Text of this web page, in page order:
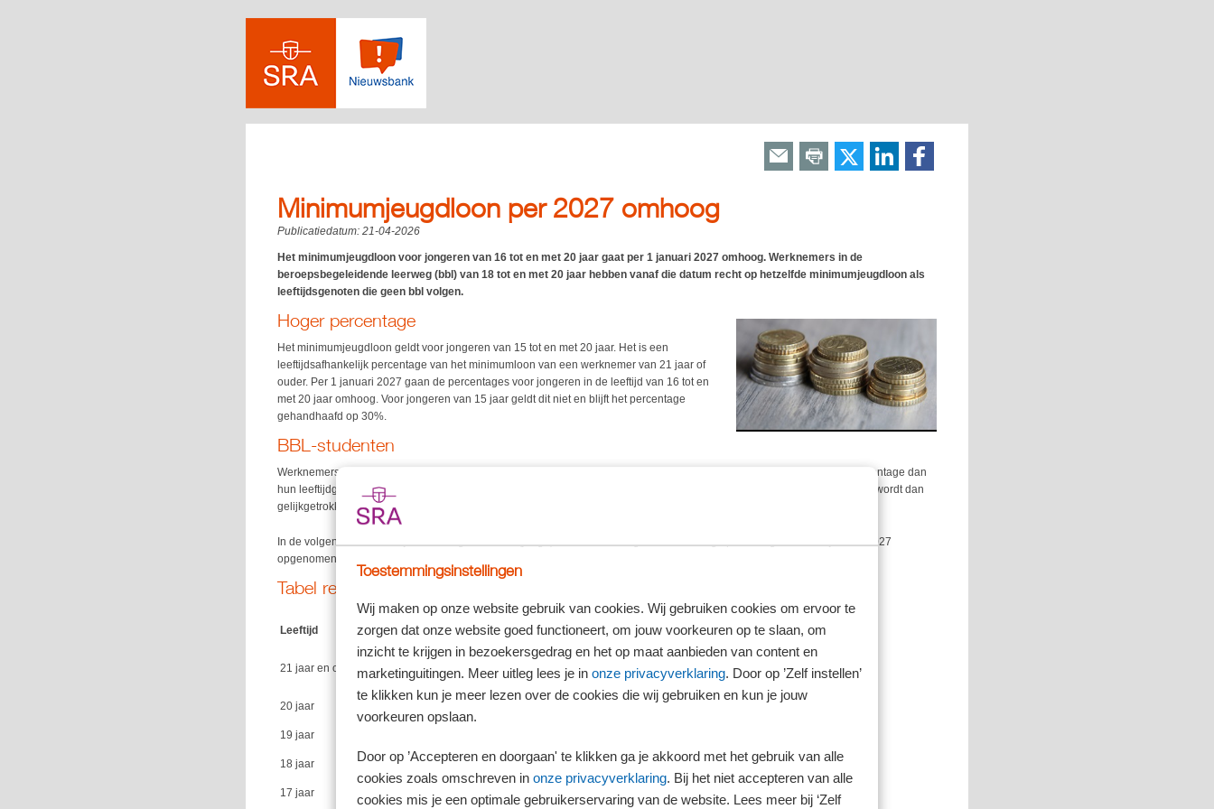
Toestemmingsinstellingen
Wij maken op onze website gebruik van cookies. Wij gebruiken cookies om ervoor te
zorgen dat onze website goed functioneert, om jouw voorkeuren op te slaan, om
inzicht te krijgen in bezoekersgedrag en het op maat aanbieden van content en
marketinguitingen. Meer uitleg lees je in onze privacyverklaring. Door op ’Zelf instellen’
te klikken kun je meer lezen over de cookies die wij gebruiken en kun je jouw
voorkeuren opslaan.
Door op ’Accepteren en doorgaan' te klikken ga je akkoord met het gebruik van alle
cookies zoals omschreven in onze privacyverklaring. Bij het niet accepteren van alle
cookies mis je een optimale gebruikerservaring van de website. Lees meer bij ‘Zelf
Minimumjeugdloon per 2027 omhoog
Publicatiedatum:21-04-2026
Het minimumjeugdloon voor jongeren van 16 tot en met 20 jaar gaat per 1 januari 2027 omhoog. Werknemers in de
beroepsbegeleidende leerweg (bbl) van 18 tot en met 20 jaar hebben vanaf die datum recht op hetzelfde minimumjeugdloon als
leeftijdsgenoten die geen bbl volgen.
Hoger percentage
Het minimumjeugdloon geldt voor jongeren van 15 tot en met 20 jaar. Het is een
leeftijdsafhankelijk percentage van het minimumloon van een werknemer van 21 jaar of
ouder. Per 1 januari 2027 gaan de percentages voor jongeren in de leeftijd van 16 tot en
met 20 jaar omhoog. Voor jongeren van 15 jaar geldt dit niet en blijft het percentage
gehandhaafd op 30%.
BBL-studenten
Werknemers in de bbl in het middelbaar beroepsonderwijs van 18 tot en met 20 jaar krijgen op dit moment een lager percentage dan
hun leeftijdgenoten die geen bbl volgen. Dit wijzigt met ingang van 2027. Het minimumjeugdloon voor studenten in de bbl wordt dan
gelijkgetrokken met het reguliere minimumjeugdloon.
In de volgende tabellen zijn het huidige minimum(jeugd)loon en de huidige en toekomstige percentages vanaf 1 januari 2027
opgenomen.
Tabel regulier minimumjeugdloon
Leeftijd Huidig bedrag Huidig percentage Percentage 2027
21 jaar en ouder € 14,71 100% 100%
20 jaar € 11,77 87,5%
19 jaar
18 jaar € 7,36 50% 62,5%
17 jaar € 5,81 39,5% 50%